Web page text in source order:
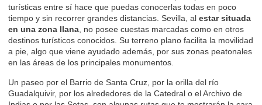
turísticas entre sí hace que puedas conocerlas todas en poco
tiempo y sin recorrer grandes distancias. Sevilla, al estar situada
en una zona llana, no posee cuestas marcadas como en otros
destinos turísticos conocidos. Su terreno plano facilita la movilidad
a pie, algo que viene ayudado además, por sus zonas peatonales
en las áreas de los principales monumentos.
Un paseo por el Barrio de Santa Cruz, por la orilla del río
Guadalquivir, por los alrededores de la Catedral o el Archivo de